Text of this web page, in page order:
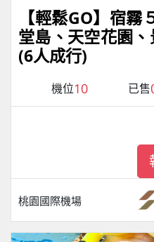
【輕鬆GO】宿
堂島、天空花園
(6人成行)
機位10 已售
桃園國際機場